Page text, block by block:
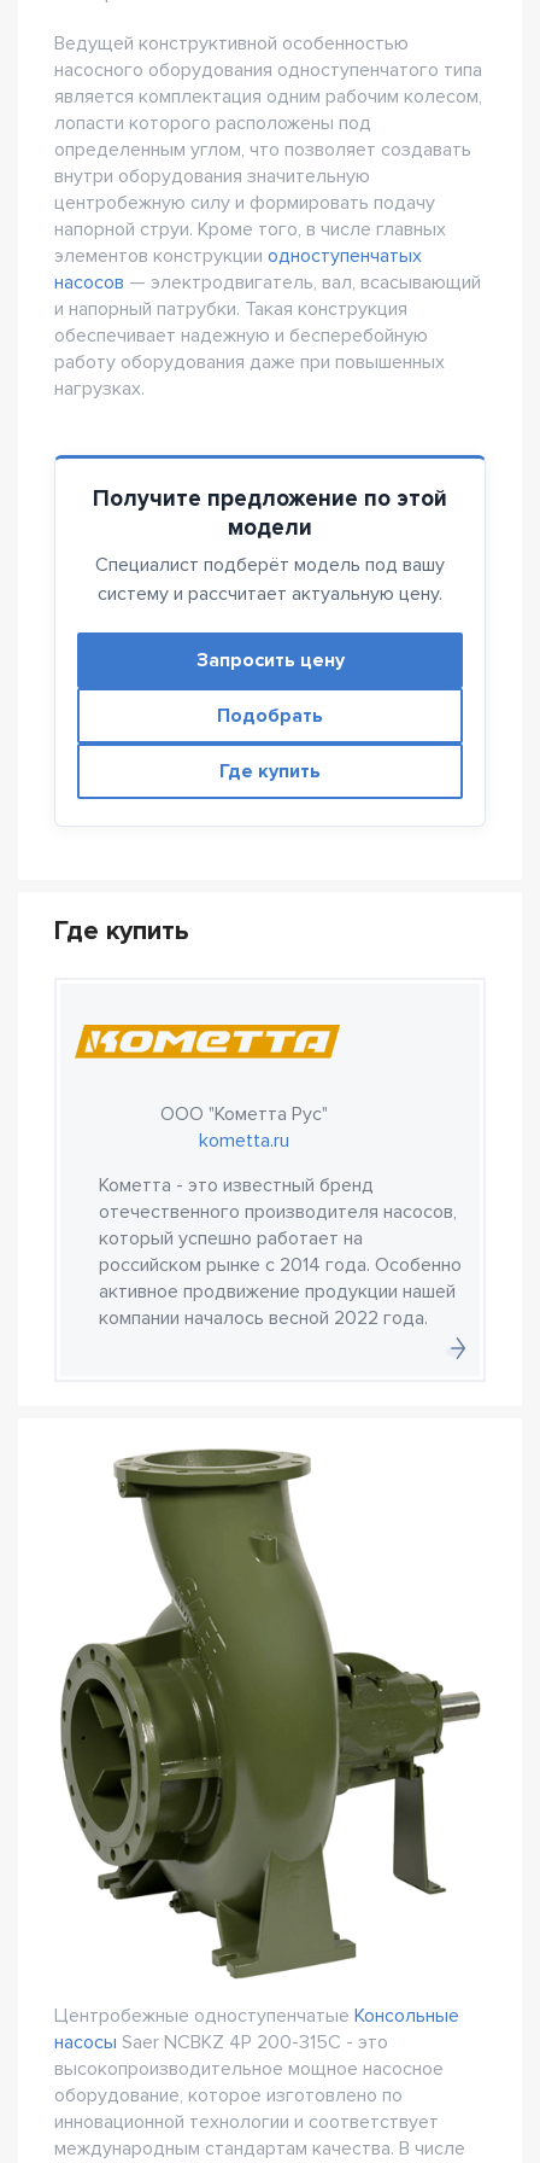
Ведущей конструктивной особенностью
насосного оборудования одноступенчатого типа
является комплектация одним рабочим колесом,
лопасти которого расположены под
определенным углом, что позволяет создавать
внутри оборудования значительную
центробежную силу и формировать подачу
напорной струи. Кроме того, в числе главных
элементов конструкции одноступенчатых
насосов — электродвигатель, вал, всасывающий
и напорный патрубки. Такая конструкция
обеспечивает надежную и бесперебойную
работу оборудования даже при повышенных
нагрузках.
Получите предложение по этой
модели
Специалист подберёт модель под вашу
систему и рассчитает актуальную цену.
Запросить цену
Подобрать
Где купить
Где купить
ООО "Кометта Рус"
kometta.ru
Кометта - это известный бренд
отечественного производителя насосов,
который успешно работает на
российском рынке с 2014 года. Особенно
активное продвижение продукции нашей
компании началось весной 2022 года.
Центробежные одноступенчатые Консольные
насосы Saer NCBKZ 4P 200-315C - это
высокопроизводительное мощное насосное
оборудование, которое изготовлено по
инновационной технологии и соответствует
международным стандартам качества. В числе